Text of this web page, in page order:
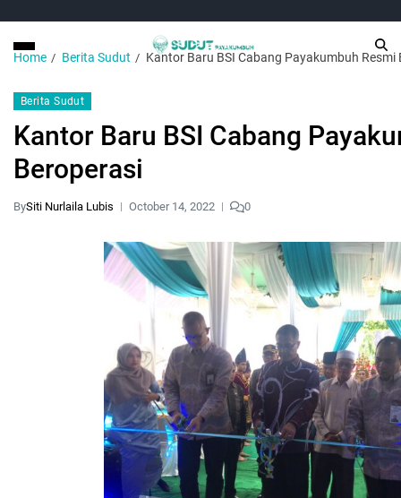
Home Berita Sudut Kantor Baru BSI Cabang Payakumbuh Resmi
Berita Sudut
Kantor Baru BSI Cabang
Beroperasi
BySiti Nurlaila Lubis October 14, 2022 0